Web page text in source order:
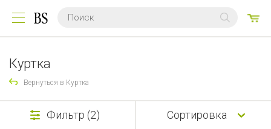
Куртка
Вернуться в Куртка
Фильтр (2) Сортировка